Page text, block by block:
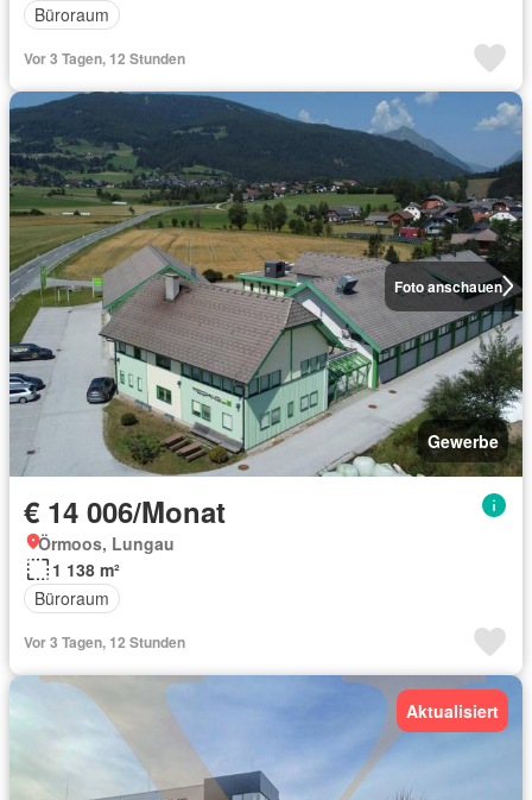
Büroraum
Vor 3 Tagen, 12 Stunden
Foto anschauen
Gewerbe
€ 14 006/Monat
Örmoos, Lungau
1 138 m²
Büroraum
Vor 3 Tagen, 12 Stunden
Aktualisiert